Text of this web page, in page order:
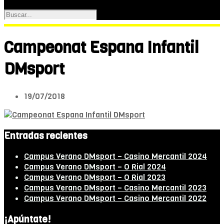
Campeonat Espana Infantil
DMsport
19/07/2018
Entradas recientes
Campus Verano DMsport – Casino Mercantil 2024
Campus Verano DMsport – O Rial 2024
Campus Verano DMsport – O Rial 2023
Campus Verano DMsport – Casino Mercantil 2023
Campus Verano DMsport – Casino Mercantil 2022
¡Apúntate!